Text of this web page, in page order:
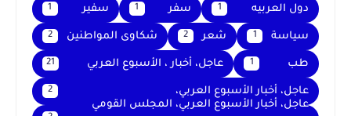
دول العربيه 1 سفر 1 سفير 1
سياسة 1 شعر 2 شكاوى المواطنين 2
طب 1 عاجل، أخبار ، الأسبوع العربي 21
عاجل، أخبار الأسبوع العربي، 2
عاجل، أخبار الأسبوع العربي، المجلس القومي